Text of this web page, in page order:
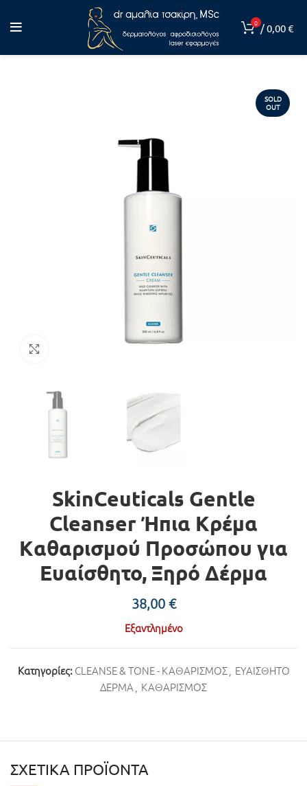
0 /0,00€
SOLD
OUT
SkinCeuticals Gentle
Cleanser Ήπια Kρέμα
Kαθαρισμού Προσώπου για
Ευαίσθητο, Ξηρό Δέρμα
38,00 €
Εξαντλημένο
Κατηγορίες: CLEANSE & TONE - ΚΑΘΑΡΙΣΜΟΣ, ΕΥΑΙΣΘΗΤΟ
ΔΕΡΜΑ, ΚΑΘΑΡΙΣΜΟΣ
ΣΧΕΤΙΚΆ ΠΡΟΪΌΝΤΑ